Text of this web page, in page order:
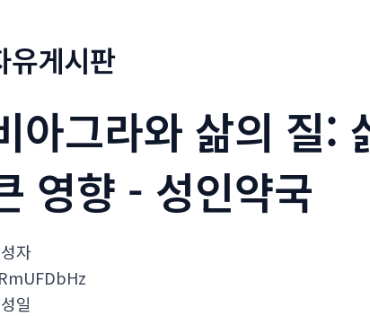
유게시판
아그라와 삶의 질:
영향 - 성인약국
자
일